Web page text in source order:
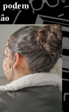
podem